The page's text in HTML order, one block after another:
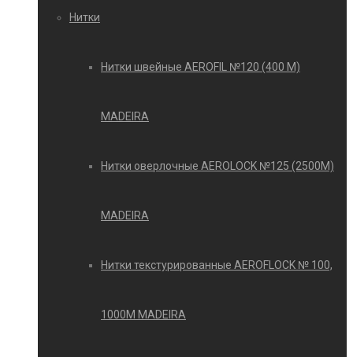
Нитки
Нитки швейные AEROFIL №120 (400 М)
MADEIRA
Нитки оверлочные AEROLOCK №125 (2500М)
MADEIRA
Нитки текстурированные AEROFLOCK № 100,
1000М MADEIRA